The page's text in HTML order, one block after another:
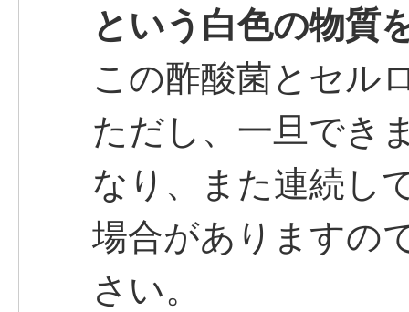
という白色の物質
この酢酸菌とセル
ただし、一旦でき
なり、また連続し
場合がありますの
さい。